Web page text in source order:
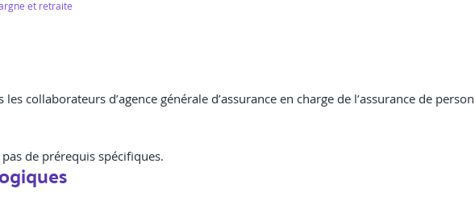
et retraite
collaborateurs d’agence générale d’assurance en charge de l’assurance de
de prérequis spécifiques.